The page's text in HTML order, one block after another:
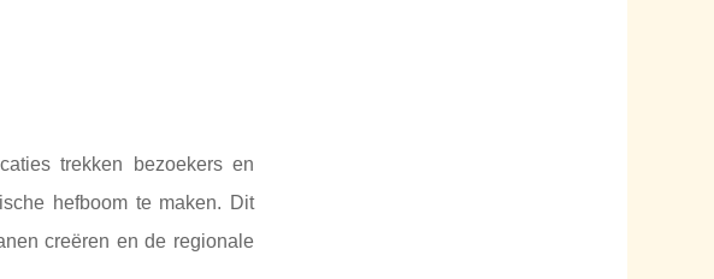
trekken bezoekers en
hefboom te maken. Dit
creëren en de regionale